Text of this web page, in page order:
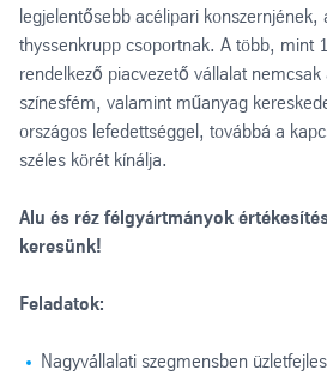
legjelentősebb acélipari konszernjének,
thyssenkrupp csoportnak. A több, mint
rendelkező piacvezető vállalat
színesfém, valamint műanyag
országos lefedettséggel, továbbá a
széles körét kínálja.
Alu és réz félgyártmányok
keresünk!
Feladatok:
Nagyvállalati szegmensben